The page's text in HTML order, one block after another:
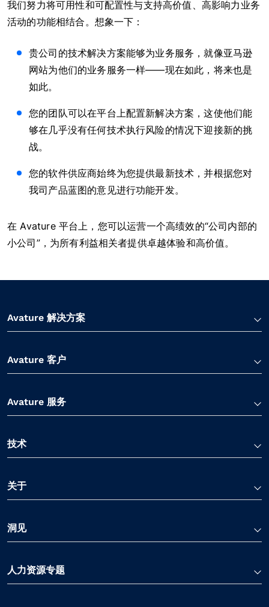
我们努力将可用性和可配置性与支持高价值、高影响力业务
活动的功能相结合。想象一下：
贵公司的技术解决方案能够为业务服务，就像亚马逊
网站为他们的业务服务一样——现在如此，将来也是
如此。
您的团队可以在平台上配置新解决方案，这使他们能
够在几乎没有任何技术执行风险的情况下迎接新的挑
战。
您的软件供应商始终为您提供最新技术，并根据您对
我司产品蓝图的意见进行功能开发。
在 Avature 平台上，您可以运营一个高绩效的“公司内部的
小公司”，为所有利益相关者提供卓越体验和高价值。
Avature 解决方案
Avature 客户
Avature 服务
技术
关于
洞见
人力资源专题